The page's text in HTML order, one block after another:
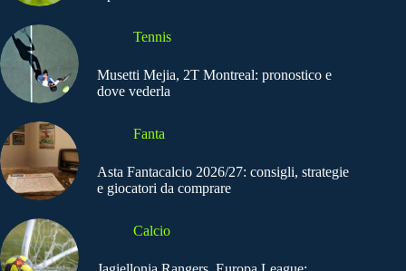
Tennis
Musetti Mejia, 2T Montreal: pronostico e
dove vederla
Fanta
Asta Fantacalcio 2026/27: consigli, strategie
e giocatori da comprare
Calcio